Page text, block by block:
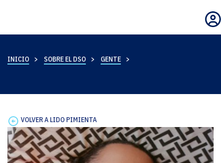
INICIO SOBRE EL DSO GENTE
VOLVER A LIDO PIMIENTA